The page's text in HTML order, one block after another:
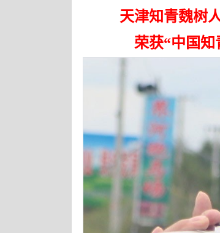
天津知青魏树
荣获“中国知青